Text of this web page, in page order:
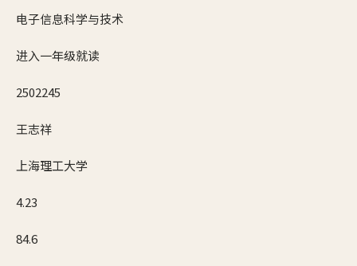
电子信息科学与技术
进入一年级就读
2502245
王志祥
上海理工大学
4.23
84.6